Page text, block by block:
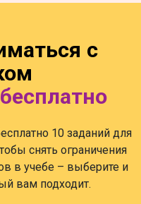
с
10 заданий для
снять ограничения
в учебе – выберите и
вам подходит.